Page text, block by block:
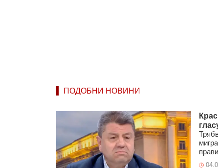
ПОДОБНИ НОВИНИ